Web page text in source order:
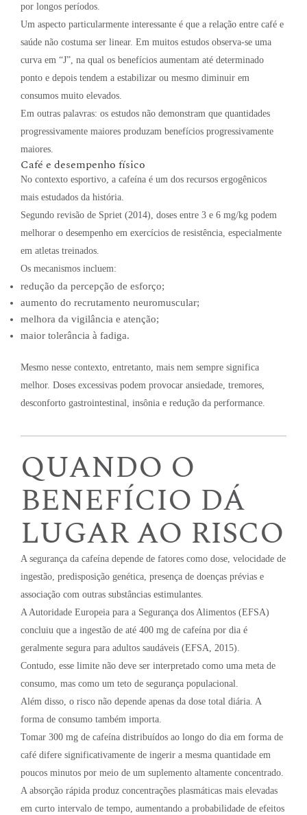
por longos períodos.
Um aspecto particularmente interessante é que a relação entre café e
saúde não costuma ser linear. Em muitos estudos observa-se uma
curva em “J”, na qual os benefícios aumentam até determinado
ponto e depois tendem a estabilizar ou mesmo diminuir em
consumos muito elevados.
Em outras palavras: os estudos não demonstram que quantidades
progressivamente maiores produzam benefícios progressivamente
maiores.
Café e desempenho físico
No contexto esportivo, a cafeína é um dos recursos ergogênicos
mais estudados da história.
Segundo revisão de Spriet (2014), doses entre 3 e 6 mg/kg podem
melhorar o desempenho em exercícios de resistência, especialmente
em atletas treinados.
Os mecanismos incluem:
redução da percepção de esforço;
aumento do recrutamento neuromuscular;
melhora da vigilância e atenção;
maior tolerância à fadiga.
Mesmo nesse contexto, entretanto, mais nem sempre significa
melhor. Doses excessivas podem provocar ansiedade, tremores,
desconforto gastrointestinal, insônia e redução da performance.
QUANDO O
BENEFÍCIO DÁ
LUGAR AO RISCO
A segurança da cafeína depende de fatores como dose, velocidade de
ingestão, predisposição genética, presença de doenças prévias e
associação com outras substâncias estimulantes.
A Autoridade Europeia para a Segurança dos Alimentos (EFSA)
concluiu que a ingestão de até 400 mg de cafeína por dia é
geralmente segura para adultos saudáveis (EFSA, 2015).
Contudo, esse limite não deve ser interpretado como uma meta de
consumo, mas como um teto de segurança populacional.
Além disso, o risco não depende apenas da dose total diária. A
forma de consumo também importa.
Tomar 300 mg de cafeína distribuídos ao longo do dia em forma de
café difere significativamente de ingerir a mesma quantidade em
poucos minutos por meio de um suplemento altamente concentrado.
A absorção rápida produz concentrações plasmáticas mais elevadas
em curto intervalo de tempo, aumentando a probabilidade de efeitos